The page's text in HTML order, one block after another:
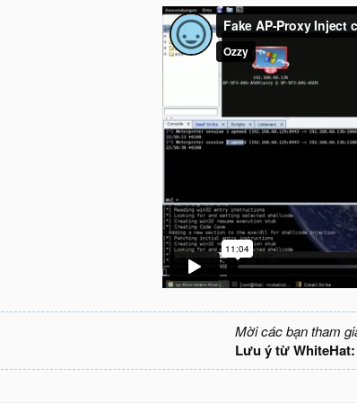
Mời các bạn tham
Lưu ý từ WhiteHat: